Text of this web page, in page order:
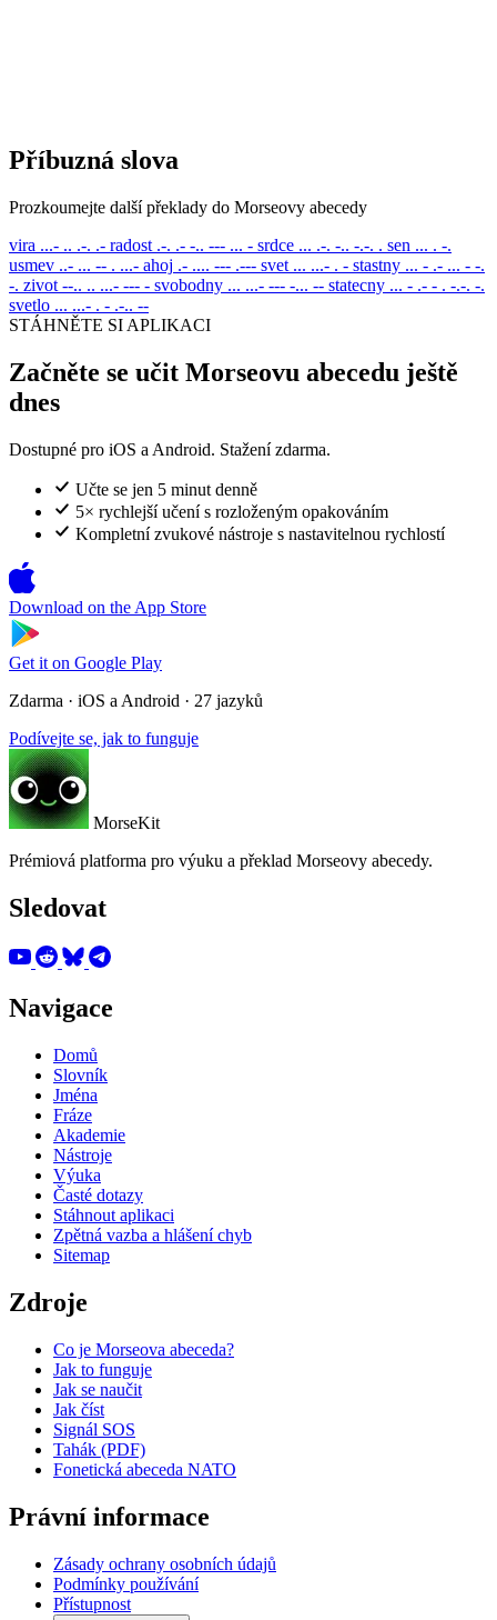
Příbuzná slova
Prozkoumejte další překlady do Morseovy abecedy
vira ...- .. .-. .- radost .-. .- -.. --- ... - srdce ... .-. -.. -.-. . sen ... . -.
usmev ..- ... -- . ...- ahoj .- .... --- .--- svet ... ...- . - stastny ... - .- ... - -.
-. zivot --.. .. ...- --- - svobodny ... ...- --- -... -- statecny ... - .- - . -.-. -.
svetlo ... ...- . - .-.. --
STÁHNĚTE SI APLIKACI
Začněte se učit Morseovu abecedu ještě
dnes
Dostupné pro iOS a Android. Stažení zdarma.
Učte se jen 5 minut denně
5× rychlejší učení s rozloženým opakováním
Kompletní zvukové nástroje s nastavitelnou rychlostí
Download on the App Store
Get it on Google Play
Zdarma · iOS a Android · 27 jazyků
Podívejte se, jak to funguje
MorseKit
Prémiová platforma pro výuku a překlad Morseovy abecedy.
Sledovat
Navigace
Domů
Slovník
Jména
Fráze
Akademie
Nástroje
Výuka
Časté dotazy
Stáhnout aplikaci
Zpětná vazba a hlášení chyb
Sitemap
Zdroje
Co je Morseova abeceda?
Jak to funguje
Jak se naučit
Jak číst
Signál SOS
Tahák (PDF)
Fonetická abeceda NATO
Právní informace
Zásady ochrany osobních údajů
Podmínky používání
Přístupnost